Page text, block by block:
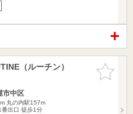
お気に入
りに追加
（ルーチン）
市中区
丸の内駅157m
番出口 徒歩1分